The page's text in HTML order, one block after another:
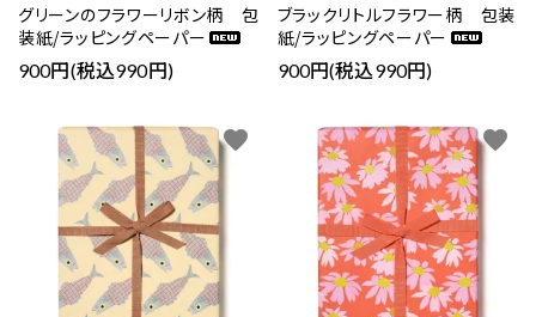
グリーンのフラワーリボン柄 包
装紙/ラッピングペーパー
900円(税込990円)
ブラックリトルフラワー柄 包装
紙/ラッピングペーパー
900円(税込990円)
favorite favorite